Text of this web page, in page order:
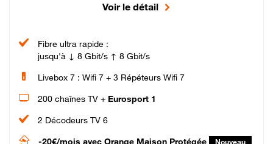
Voir le détail
Fibre ultra rapide :
jusqu'à ↓ 8 Gbit/s ↑ 8 Gbit/s
Livebox 7 : Wifi 7 + 3 Répéteurs Wifi 7
200 chaînes TV + Eurosport 1
2 Décodeurs TV 6
-20€/mois avec Orange Maison Protégée Nouveau